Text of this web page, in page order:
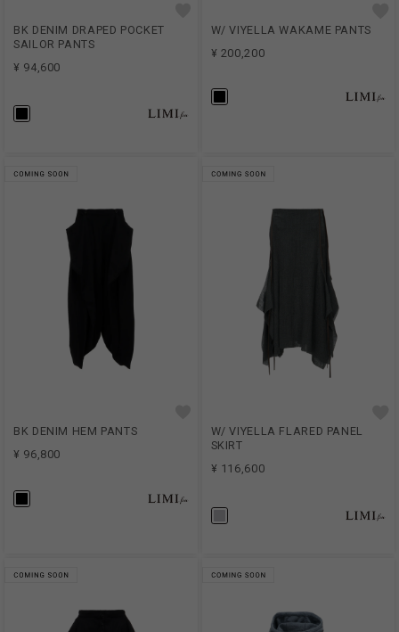
BK DENIM DRAPED POCKET
SAILOR PANTS
¥ 94,600
W/ VIYELLA WAKAME PANTS
¥ 200,200
BK DENIM HEM PANTS
¥ 96,800
W/ VIYELLA FLARED PANEL
SKIRT
¥ 116,600